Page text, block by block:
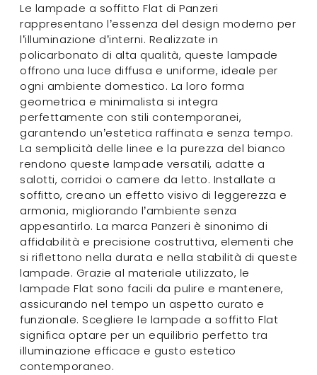
Le lampade a soffitto Flat di Panzeri
rappresentano l’essenza del design moderno per
l’illuminazione d’interni. Realizzate in
policarbonato di alta qualità, queste lampade
offrono una luce diffusa e uniforme, ideale per
ogni ambiente domestico. La loro forma
geometrica e minimalista si integra
perfettamente con stili contemporanei,
garantendo un’estetica raffinata e senza tempo.
La semplicità delle linee e la purezza del bianco
rendono queste lampade versatili, adatte a
salotti, corridoi o camere da letto. Installate a
soffitto, creano un effetto visivo di leggerezza e
armonia, migliorando l’ambiente senza
appesantirlo. La marca Panzeri è sinonimo di
affidabilità e precisione costruttiva, elementi che
si riflettono nella durata e nella stabilità di queste
lampade. Grazie al materiale utilizzato, le
lampade Flat sono facili da pulire e mantenere,
assicurando nel tempo un aspetto curato e
funzionale. Scegliere le lampade a soffitto Flat
significa optare per un equilibrio perfetto tra
illuminazione efficace e gusto estetico
contemporaneo.